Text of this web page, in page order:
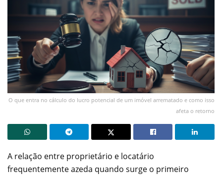
O que entra no cálculo do lucro potencial de um imóvel arrematado e como isso
afeta o retorno
A relação entre proprietário e locatário
frequentemente azeda quando surge o primeiro